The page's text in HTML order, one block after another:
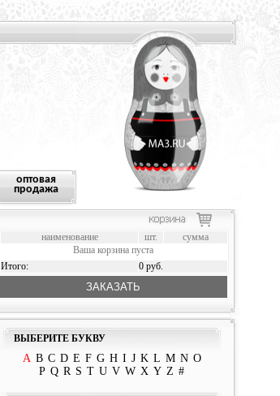
оптовая
продажа
наименование шт.
сумма
Ваша корзина пуста
Итого:
0 руб.
ЗАКАЗАТЬ
ВЫБЕРИТЕ БУКВУ
A B C D E F G H I J K L M N O
P Q R S T U V W X Y Z #